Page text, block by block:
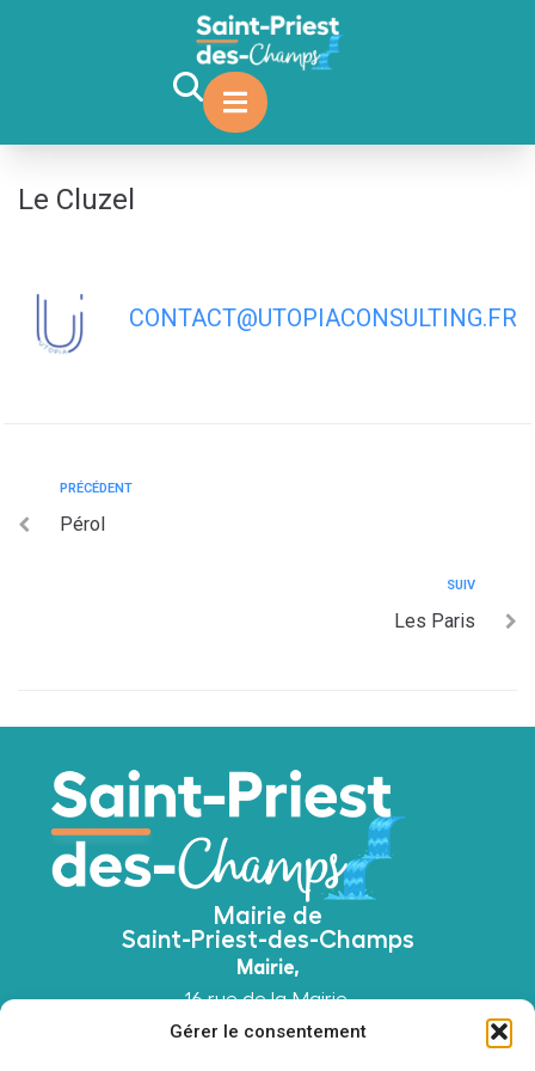
Gérer le consentement
Le Cluzel
CONTACT@UTOPIACONSULTING.FR
PRÉCÉDENT
Pérol
SUIV
Les Paris
Mairie de
Saint-Priest-des-Champs
Mairie,
16 rue de la Mairie,
63640 Saint-Priest-des-Champs